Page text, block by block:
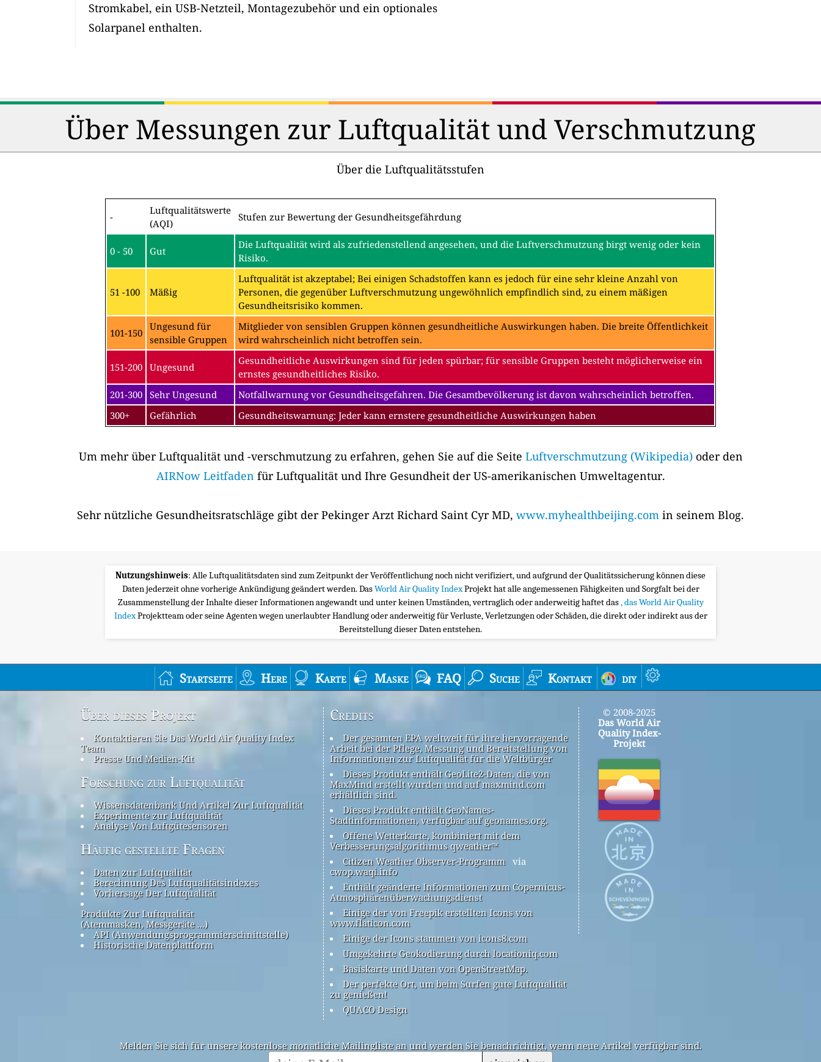
Stromkabel, ein USB-Netzteil, Montagezubehör und ein optionales
Solarpanel enthalten.
Über Messungen zur Luftqualität und Verschmutzung
Über die Luftqualitätsstufen
-
Luftqualitätswerte
(AQI)
Stufen zur Bewertung der Gesundheitsgefährdung
0 - 50 Gut
Die Luftqualität wird als zufriedenstellend angesehen, und die Luftverschmutzung birgt wenig oder kein
Risiko.
51 -100 Mäßig
Luftqualität ist akzeptabel; Bei einigen Schadstoffen kann es jedoch für eine sehr kleine Anzahl von
Personen, die gegenüber Luftverschmutzung ungewöhnlich empfindlich sind, zu einem mäßigen
Gesundheitsrisiko kommen.
101-150
Ungesund für
sensible Gruppen
Mitglieder von sensiblen Gruppen können gesundheitliche Auswirkungen haben. Die breite Öffentlichkeit
wird wahrscheinlich nicht betroffen sein.
151-200 Ungesund
Gesundheitliche Auswirkungen sind für jeden spürbar; für sensible Gruppen besteht möglicherweise ein
ernstes gesundheitliches Risiko.
201-300 Sehr Ungesund
Notfallwarnung vor Gesundheitsgefahren. Die Gesamtbevölkerung ist davon wahrscheinlich betroffen.
300+
Gefährlich Gesundheitswarnung: Jeder kann ernstere gesundheitliche Auswirkungen haben
Um mehr über Luftqualität und -verschmutzung zu erfahren, gehen Sie auf die Seite Luftverschmutzung (Wikipedia)oder den
AIRNow Leitfaden für Luftqualität und Ihre Gesundheit der US-amerikanischen Umweltagentur.
Sehr nützliche Gesundheitsratschläge gibt der Pekinger Arzt Richard Saint Cyr MD, www.myhealthbeijing.com in seinem Blog.
Nutzungshinweis: Alle Luftqualitätsdaten sind zum Zeitpunkt der Veröffentlichung noch nicht verifiziert, und aufgrund der Qualitätssicherung können diese
Daten jederzeit ohne vorherige Ankündigung geändert werden. DasWorld Air Quality IndexProjekt hat alle angemessenen Fähigkeiten und Sorgfalt bei der
Zusammenstellung der Inhalte dieser Informationen angewandt und unter keinen Umständen, vertraglich oder anderweitig haftet das, das World Air Quality
IndexProjektteam oder seine Agenten wegen unerlaubter Handlung oder anderweitig für Verluste, Verletzungen oder Schäden, die direkt oder indirekt aus der
Bereitstellung dieser Daten entstehen.
Startseite Here Karte Maske FAQ Suche Kontakt diy
Über dieses Projekt
Kontaktieren Sie Das World Air Quality Index
Team
Presse Und Medien-Kit
Forschung zur Luftqualität
Wissensdatenbank Und Artikel Zur Luftqualität
Experimente zur Luftqualität
Analyse Von Luftgütesensoren
Häufig gestellte Fragen
Daten zur Luftqualität
Berechnung Des Luftqualitätsindexes
Vorhersage Der Luftqualität
Produkte Zur Luftqualität
(Atemmasken, Messgeräte ...)
API (Anwendungsprogrammierschnittstelle)
Historische Datenplattform
Credits
Der gesamten EPA weltweit für ihre hervorragende
Arbeit bei der Pflege, Messung und Bereitstellung von
Informationen zur Luftqualität für die Weltbürger
Dieses Produkt enthält GeoLite2-Daten, die von
MaxMind erstellt wurden und auf maxmind.com
erhältlich sind.
Dieses Produkt enthält GeoNames-
Stadtinformationen, verfügbar auf geonames.org.
Offene Wetterkarte, kombiniert mit dem
Verbesserungsalgorithmus qweather™
Citizen Weather Observer-Programm via
cwop.waqi.info
Enthält geänderte Informationen zum Copernicus-
Atmosphärenüberwachungsdienst
Einige der von Freepik erstellten Icons von
www.flaticon.com
Einige der Icons stammen von icons8.com
Umgekehrte Geokodierung durch locationiq.com
Basiskarte und Daten von OpenStreetMap.
Der perfekte Ort, um beim Surfen gute Luftqualität
zu genießen!
QUACO Design
© 2008-2025
Das World Air
Quality Index-
Projekt
Melden Sie sich für unsere kostenlose monatliche Mailingliste an und werden Sie benachrichtigt, wenn neue Artikel verfügbar sind.